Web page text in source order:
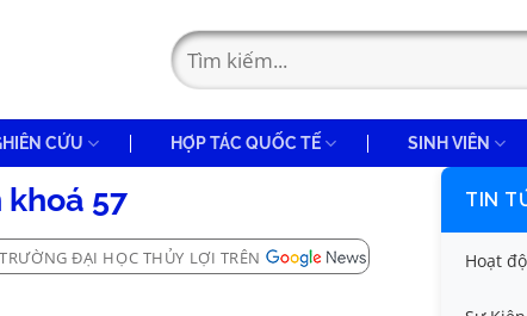
CỨU HỢP TÁC QUỐC TẾ SINH VIÊN
57
ĐẠI HỌC THỦY LỢI TRÊN
TIN
Hoạt